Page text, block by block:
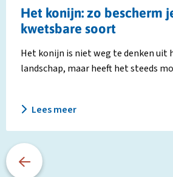
Het konijn: zo bescherm
kwetsbare soort
Het konijn is niet weg te denken uit
landschap, maar heeft het steeds
Lees meer